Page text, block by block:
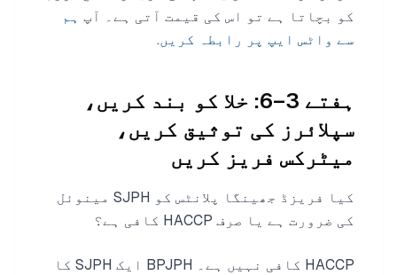
کو بچاتا ہے تو اس کی قیمت آتی ہے۔ آپ ہم
سے واٹس ایپ پر رابطہ کریں.
ہفتے 3–6: خلا کو بند کریں،
سپلائرز کی توثیق کریں،
میٹرکس فریز کریں
کیا فریزڈ جھینگا پلانٹس کو SJPH مینوئل
کی ضرورت ہے یا صرف HACCP کافی ہے؟
HACCP کافی نہیں ہے۔ BPJPH ایک SJPH کا